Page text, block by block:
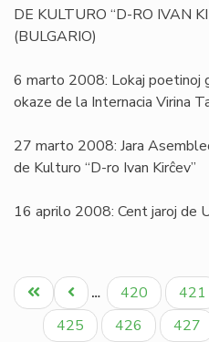
DE KULTURO “D-RO IVAN
(BULGARIO)
6 marto 2008: Lokaj poetinoj
okaze de la Internacia Virina
27 marto 2008: Jara
de Kulturo “D-ro Ivan Kirĉev”
16 aprilo 2008: Cent jaroj de
Pagination
Unua
paĝo
Antaŭa
paĝo
… Paĝo
420 Paĝo
421
Paĝo
425 Paĝo
426 Paĝo
427